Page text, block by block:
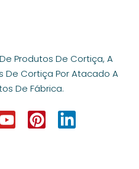
Produtos De Cortiça, A
De Cortiça Por Atacado A
De Fábrica.